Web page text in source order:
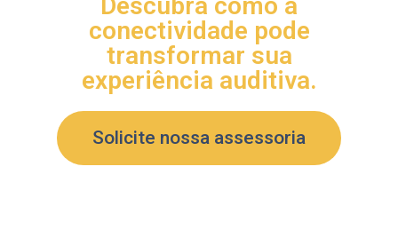
Descubra como a
conectividade pode
transformar sua
experiência auditiva.
Solicite nossa assessoria